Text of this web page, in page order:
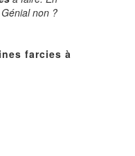
non ?
farcies à